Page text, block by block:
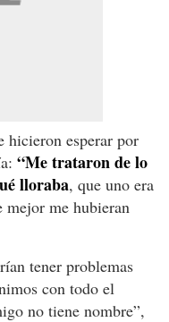
hicieron esperar por
“Me trataron de lo
lloraba, que uno era
mejor me hubieran
tener problemas
con todo el
no tiene nombre”,